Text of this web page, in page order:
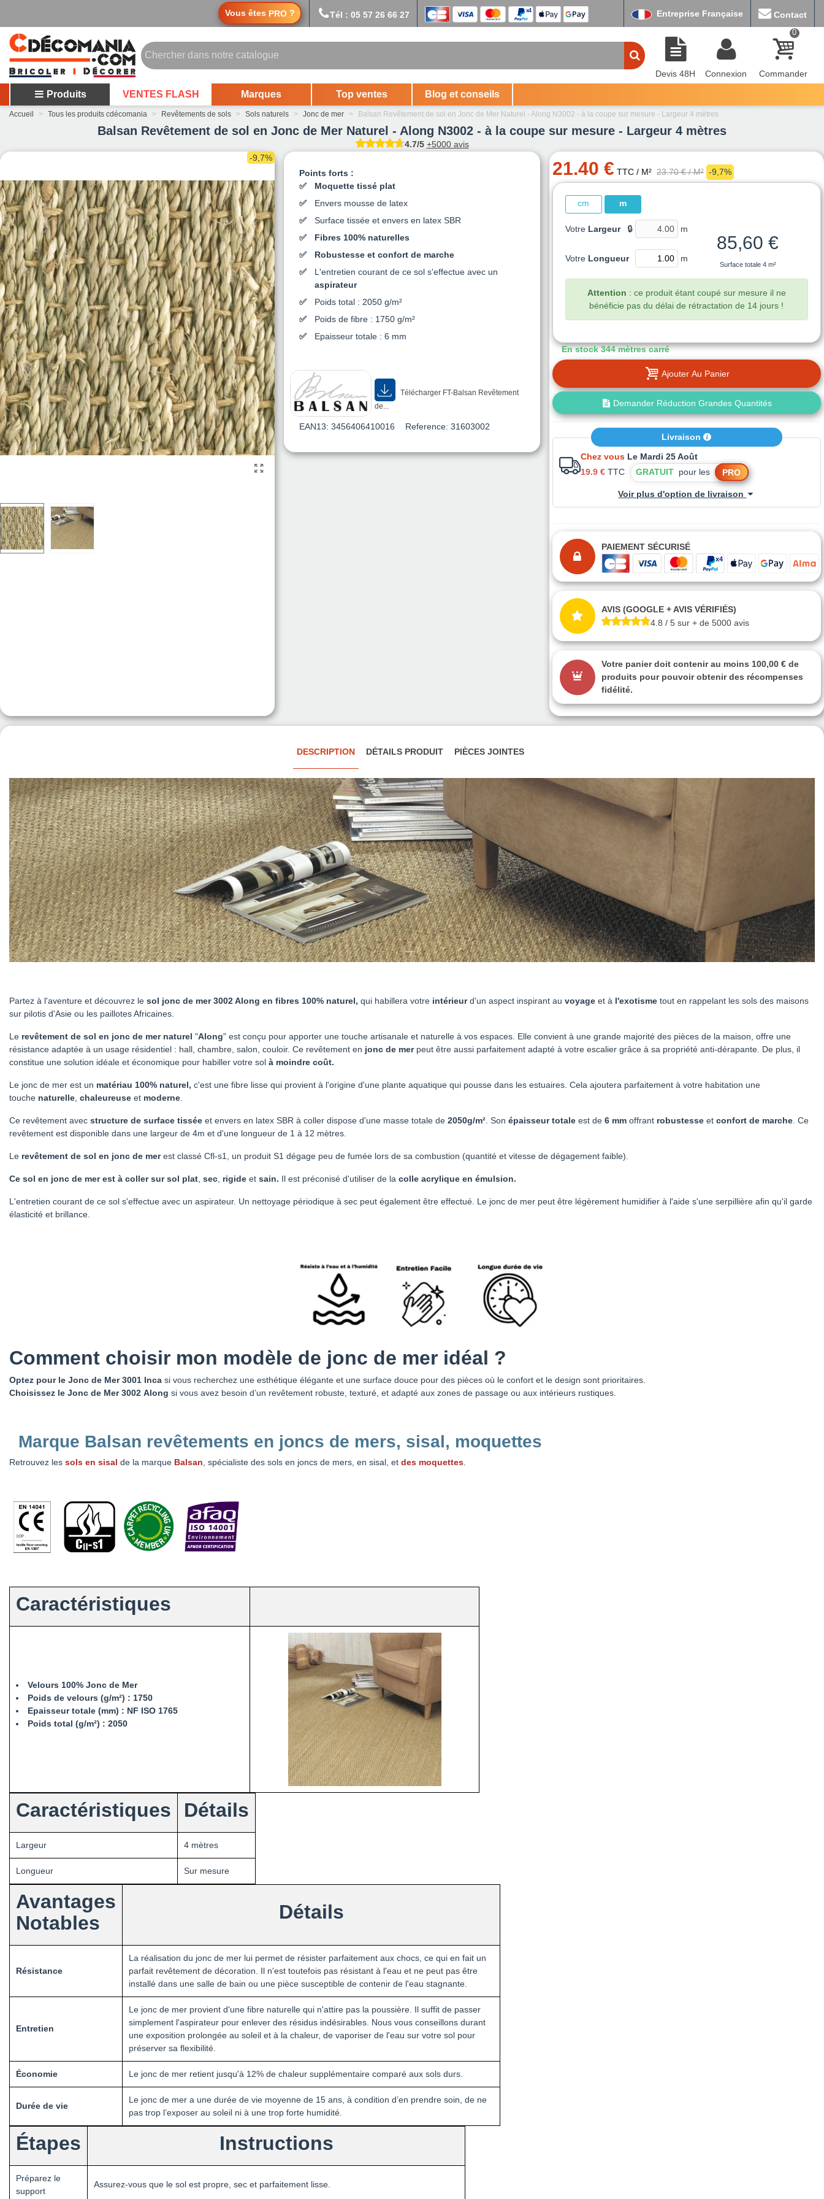
Vous êtes PRO ? Tél : 05 57 26 66 27 Entreprise Française Contact
Devis 48H Connexion
0
Commander
Produits VENTES FLASH Marques Top ventes Blog et conseils
Accueil > Tous les produits cdécomania > Revêtements de sols > Sols naturels > Jonc de mer > Balsan Revêtement de sol en Jonc de Mer Naturel - Along N3002 - à la coupe sur mesure - Largeur 4 mètres
Balsan Revêtement de sol en Jonc de Mer Naturel - Along N3002 - à la coupe sur mesure - Largeur 4 mètres
4.7/5 +5000 avis
-9,7%
Points forts :
Moquette tissé plat
Envers mousse de latex
Surface tissée et envers en latex SBR
Fibres 100% naturelles
Robustesse et confort de marche
L'entretien courant de ce sol s'effectue avec un
aspirateur
Poids total : 2050 g/m²
Poids de fibre : 1750 g/m²
Epaisseur totale : 6 mm
Télécharger FT-Balsan Revêtement
de...
EAN13: 3456406410016 Reference: 31603002
21.40 € TTC/ M² 23.70 € / M² -9,7%
cm m
Votre Largeur 🔒 m
Votre Longueur m
85,60 €
Surface totale 4 m²
Attention : ce produit étant coupé sur mesure il ne
bénéficie pas du délai de rétractation de 14 jours !
En stock344 mètres carré
Ajouter Au Panier
Demander Réduction Grandes Quantités
Livraison
Chez vous Le Mardi 25 Août
19.9 € TTC GRATUITpour les PRO
Voir plus d'option de livraison
PAIEMENT SÉCURISÉ
AVIS (GOOGLE + AVIS VÉRIFIÉS)
4.8 / 5 sur + de 5000 avis
Votre panier doit contenir au moins 100,00 € de
produits pour pouvoir obtenir des récompenses
fidélité.
DESCRIPTION DÉTAILS PRODUIT PIÈCES JOINTES
Partez à l'aventure et découvrez le sol jonc de mer 3002 Along en fibres 100% naturel, qui habillera votre intérieurd'un aspect inspirant au voyage et à l'exotisme tout en rappelant les sols des maisons
sur pilotis d'Asie ou les paillotes Africaines.
Le revêtement de sol en jonc de mer naturel "Along" est conçu pour apporter une touche artisanale et naturelle à vos espaces. Elle convient à une grande majorité des pièces de la maison, offre une
résistance adaptée à un usage résidentiel : hall, chambre, salon, couloir. Ce revêtement en jonc de merpeut être aussi parfaitement adapté à votre escalier grâce à sa propriété anti-dérapante. De plus, il
constitue une solution idéale et économique pour habiller votre sol à moindre coût.
Le jonc de mer est un matériau 100% naturel, c'est une fibre lisse qui provient à l'origine d'une plante aquatique qui pousse dans les estuaires. Cela ajoutera parfaitement à votre habitation une
touche naturelle chaleureuse et moderne
Ce revêtement avec structure de surface tissée et envers en latex SBR à coller dispose d'une masse totale de 2050g/m² . Son épaisseur totale est de 6 mm offrant robustesse et confort de marche . Ce
revêtement est disponible dans une largeur de 4m et d'une longueur de 1 à 12 mètres.
Le revêtement de sol en jonc de merest classé Cfl-s1, un produit S1 dégage peu de fumée lors de sa combustion (quantité et vitesse de dégagement faible).
Ce sol en jonc de mer est à coller sur sol plat sec rigide et sain. Il est préconisé d'utiliser de la colle acrylique en émulsion.
L'entretien courant de ce sol s'effectue avec un aspirateur. Un nettoyage périodique à sec peut également être effectué. Le jonc de mer peut être légèrement humidifier à l'aide s'une serpillière afin qu'il garde
élasticité et brillance.
Comment choisir mon modèle de jonc de mer idéal ?
Optez pour le Jonc de Mer 3001 Inca si vous recherchez une esthétique élégante et une surface douce pour des pièces où le confort et le design sont prioritaires.
Choisissez le Jonc de Mer 3002 Along si vous avez besoin d’un revêtement robuste, texturé, et adapté aux zones de passage ou aux intérieurs rustiques.
Marque Balsan revêtements en joncs de mers, sisal, moquettes
Retrouvez les sols en sisal de la marque Balsan , spécialiste des sols en joncs de mers, en sisal, et des moquettes
Caractéristiques
Velours 100% Jonc de Mer
Poids de velours (g/m²) : 1750
Epaisseur totale (mm) : NF ISO 1765
Poids total (g/m²) : 2050
Caractéristiques Détails
Largeur 4 mètres
Longueur Sur mesure
Avantages
Notables
Détails
Résistance
La réalisation du jonc de mer lui permet de résister parfaitement aux chocs, ce qui en fait un
parfait revêtement de décoration. Il n'est toutefois pas résistant à l'eau et ne peut pas être
installé dans une salle de bain ou une pièce susceptible de contenir de l'eau stagnante.
Entretien
Le jonc de mer provient d'une fibre naturelle qui n'attire pas la poussière. Il suffit de passer
simplement l'aspirateur pour enlever des résidus indésirables. Nous vous conseillons durant
une exposition prolongée au soleil et à la chaleur, de vaporiser de l'eau sur votre sol pour
préserver sa flexibilité.
Économie Le jonc de mer retient jusqu'à 12% de chaleur supplémentaire comparé aux sols durs.
Durée de vie
Le jonc de mer a une durée de vie moyenne de 15 ans, à condition d’en prendre soin, de ne
pas trop l’exposer au soleil ni à une trop forte humidité.
Étapes Instructions
Préparez le
support
Assurez-vous que le sol est propre, sec et parfaitement lisse.